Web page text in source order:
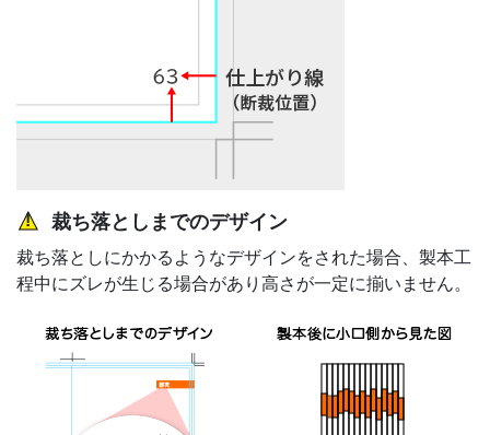
裁ち落としまでのデザイン
裁ち落としにかかるようなデザインをされた場合、製本工
程中にズレが生じる場合があり高さが一定に揃いません。